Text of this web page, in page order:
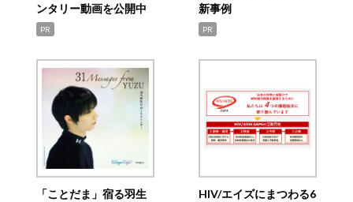
ンタリー動画を公開中
PR
新事例
PR
「ことだま」宿る羽生
HIV/エイズにまつわる6